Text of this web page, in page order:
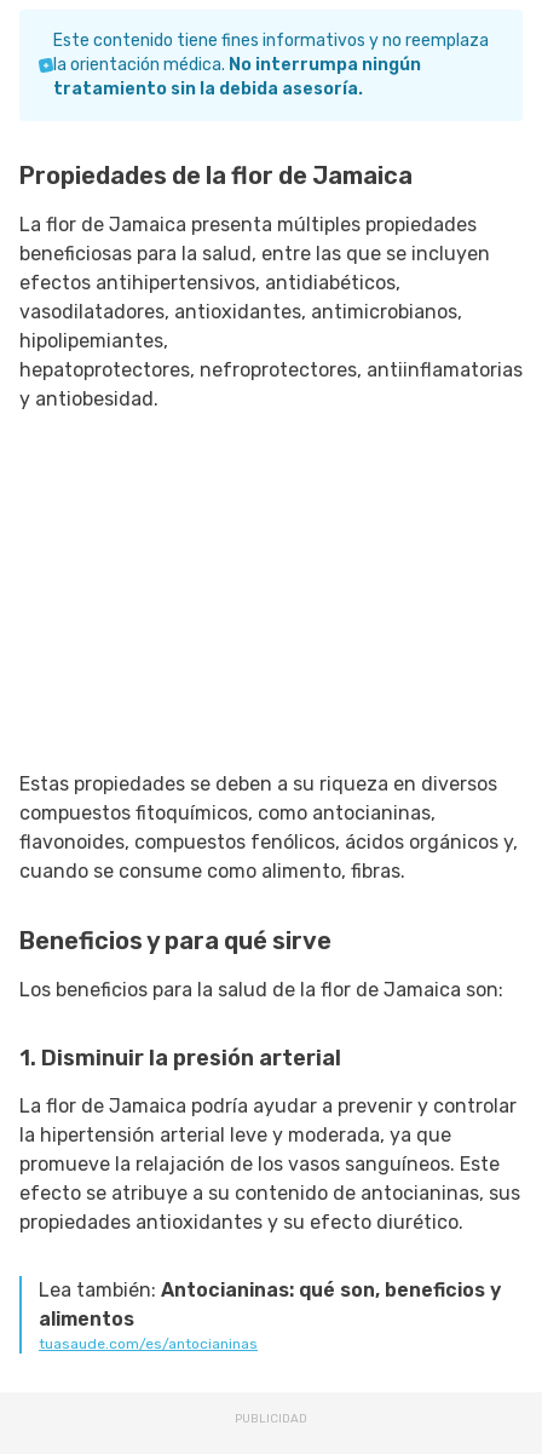
Este contenido tiene fines informativos y no reemplaza
la orientación médica. No interrumpa ningún
tratamiento sin la debida asesoría.
Propiedades de la flor de Jamaica
La flor de Jamaica presenta múltiples propiedades
beneficiosas para la salud, entre las que se incluyen
efectos antihipertensivos, antidiabéticos,
vasodilatadores, antioxidantes, antimicrobianos,
hipolipemiantes,
hepatoprotectores, nefroprotectores, antiinflamatorias
y antiobesidad.
Estas propiedades se deben a su riqueza en diversos
compuestos fitoquímicos, como antocianinas,
flavonoides, compuestos fenólicos, ácidos orgánicos y,
cuando se consume como alimento, fibras.
Beneficios y para qué sirve
Los beneficios para la salud de la flor de Jamaica son:
1. Disminuir la presión arterial
La flor de Jamaica podría ayudar a prevenir y controlar
la hipertensión arterial leve y moderada, ya que
promueve la relajación de los vasos sanguíneos. Este
efecto se atribuye a su contenido de antocianinas, sus
propiedades antioxidantes y su efecto diurético.
Lea también: Antocianinas: qué son, beneficios y
alimentos
tuasaude.com/es/antocianinas